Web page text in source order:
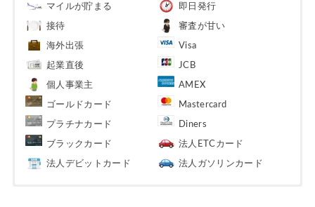
マイルが貯まる 即日発行
接待 審査が甘い
海外出張 Visa
起業直後 JCB
個人事業主 AMEX
ゴールドカード Mastercard
プラチナカード Diners
ブラックカード 法人ETCカード
法人デビットカード 法人ガソリンカード